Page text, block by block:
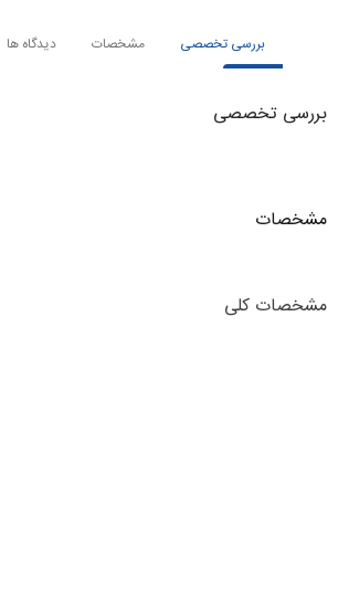
بررسی تخصصی مشخصات دیدگاه ها
بررسی تخصصی
مشخصات
مشخصات کلی